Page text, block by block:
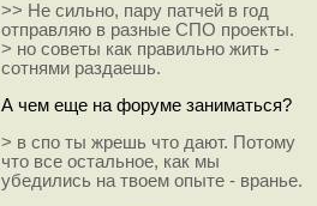
>> Не сильно, пару патчей в год
отправляю в разные СПО проекты.
> но советы как правильно жить -
сотнями раздаешь.
А чем еще на форуме заниматься?
> в спо ты жрешь что дают. Потому
что все остальное, как мы
убедились на твоем опыте - вранье.